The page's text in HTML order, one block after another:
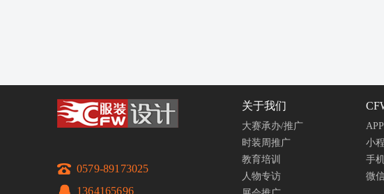
0579-89173025
1364165696
关于我们
大赛承办/推广
时装周推广
教育培训
人物专访
APP
小
手
微